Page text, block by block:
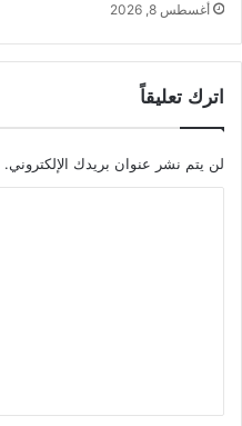
أغسطس 8, 2026
اترك تعليقاً
لن يتم نشر عنوان بريدك الإلكتروني.